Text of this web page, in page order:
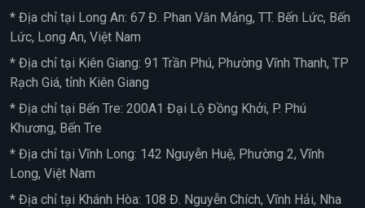
* Địa chỉ tại Long An: 67 Đ. Phan Văn Mảng, TT. Bến Lức, Bến
Lức, Long An, Việt Nam
* Địa chỉ tại Kiên Giang: 91 Trần Phú, Phường Vĩnh Thanh, TP
Rạch Giá, tỉnh Kiên Giang
* Địa chỉ tại Bến Tre: 200A1 Đại Lộ Đồng Khởi, P. Phú
Khương, Bến Tre
* Địa chỉ tại Vĩnh Long: 142 Nguyễn Huệ, Phường 2, Vĩnh
Long, Việt Nam
* Địa chỉ tại Khánh Hòa: 108 Đ. Nguyễn Chích, Vĩnh Hải, Nha